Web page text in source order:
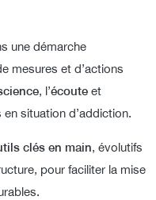
une démarche
mesures et d’actions
, l’écouteet
situation d’addiction.
clés en main, évolutifs
pour faciliter la mise